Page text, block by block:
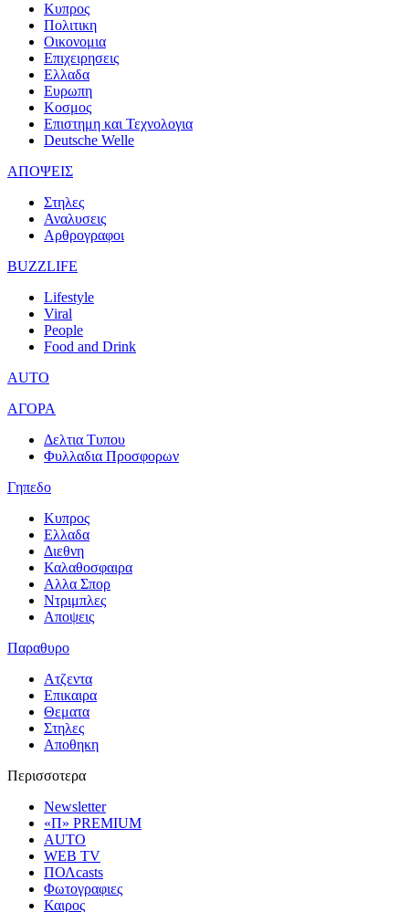
Κυπρος
Πολιτικη
Οικονομια
Επιχειρησεις
Ελλαδα
Ευρωπη
Κοσμος
Επιστημη και Τεχνολογια
Deutsche Welle
ΑΠΟΨΕΙΣ
Στηλες
Αναλυσεις
Αρθρογραφοι
BUZZLIFE
Lifestyle
Viral
People
Food and Drink
AUTO
ΑΓΟΡΑ
Δελτια Τυπου
Φυλλαδια Προσφορων
Γηπεδο
Κυπρος
Ελλαδα
Διεθνη
Καλαθοσφαιρα
Αλλα Σπορ
Ντριμπλες
Αποψεις
Παραθυρο
Ατζεντα
Επικαιρα
Θεματα
Στηλες
Αποθηκη
Περισσοτερα
Newsletter
«Π» PREMIUM
AUTO
WEB TV
ΠΟΛcasts
Φωτογραφιες
Καιρος